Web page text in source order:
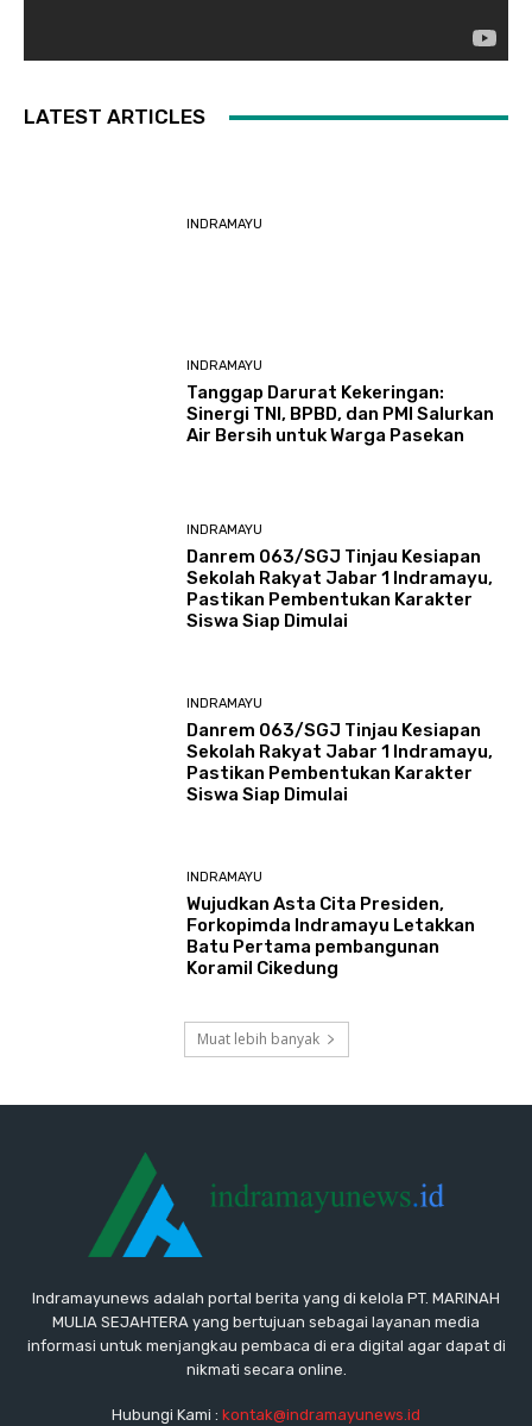
LATEST ARTICLES
INDRAMAYU
INDRAMAYU
​Tanggap Darurat Kekeringan:
Sinergi TNI, BPBD, dan PMI Salurkan
Air Bersih untuk Warga Pasekan
INDRAMAYU
Danrem 063/SGJ Tinjau Kesiapan
Sekolah Rakyat Jabar 1 Indramayu,
Pastikan Pembentukan Karakter
Siswa Siap Dimulai
INDRAMAYU
Danrem 063/SGJ Tinjau Kesiapan
Sekolah Rakyat Jabar 1 Indramayu,
Pastikan Pembentukan Karakter
Siswa Siap Dimulai
INDRAMAYU
​Wujudkan Asta Cita Presiden,
Forkopimda Indramayu Letakkan
Batu Pertama pembangunan
Koramil Cikedung
Muat lebih banyak
Indramayunews adalah portal berita yang di kelola PT. MARINAH
MULIA SEJAHTERA yang bertujuan sebagai layanan media
informasi untuk menjangkau pembaca di era digital agar dapat di
nikmati secara online.
Hubungi Kami : kontak@indramayunews.id